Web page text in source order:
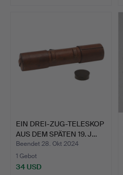
EIN DREI-ZUG-TELESKOP
AUS DEM SPÄTEN 19. J…
Beendet 28. Okt 2024
1 Gebot
34 USD